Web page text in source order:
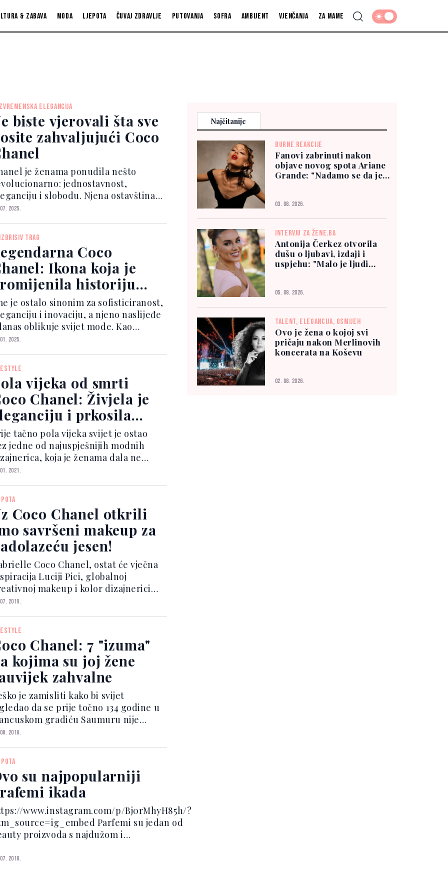
& zabava Moda Ljepota Čuvaj zdravlje Putovanja Sofra Ambijent Vjenčanja Za mame
ELEGANCIJA
biste vjerovali šta sve
zahvaljujući Coco
je ženama ponudila nešto
jednostavnost,
i slobodu. Njena ostavština
svakodnevnim komadima koje
- dostupnost mode svima
Chanel bila je prva dizajnerica...
2025.
TRAG
Coco
Ikona koja je
historiju
je ostalo sinonim za sofisticiranost,
i inovaciju, a njeno naslijeđe
oblikuje svijet mode. Kao
istoimenog brenda Chanel,
granice modnog dizajna, a
vizija pr...
2025.
vijeka od smrti
Chanel: Živjela je
i prkosila
pravilima
tačno pola vijeka svijet je ostao
jedne od najuspješnijih modnih
koja je ženama dala ne
slobodu kroja, već i ostavila
i danas. Gabrielle Bonheur,
kao Coco Cha...
2021.
Coco Chanel otkrili
savršeni makeup za
jesen!
Coco Chanel, ostat će vječna
Luciji Pici, globalnoj
makeup i kolor dizajnerici
kuće Chanel koja posvećeno
po kojoj je brend svjetski
“Žene m...
2019.
Chanel: 7 "izuma"
kojima su joj žene
zahvalne
je zamisliti kako bi svijet
da se prije točno 134 godine u
gradiću Saumuru nije
Gabrielle 'Coco' Chanel. Modna
i stvorila kultne modne
koje i danas nosi...
2018.
su najpopularniji
ikada
www.instagram.com/p/Bj0rMhyH85h/?
Parfemi su jedan od
proizvoda s najdužom i
iza uvijek drugačijih spojeva
2018.
Najčitanije
BURNE REAKCIJE
Fanovi zabrinuti nakon
objave novog spota Ariane
Grande: "Nadamo se da je
03. 08. 2026.
INTERVJU ZA ŽENE.BA
Antonija Čerkez otvorila
dušu o ljubavi, izdaji i
uspjehu: "Malo je ljudi
05. 08. 2026.
TALENT, ELEGANCIJA, OSMIJEH
Ovo je žena o kojoj svi
pričaju nakon Merlinovih
koncerata na Koševu
02. 08. 2026.